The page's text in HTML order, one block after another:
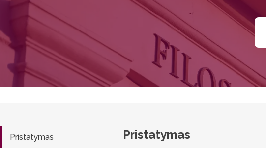
Pristatymas Pristatymas